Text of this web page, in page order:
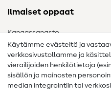
Ilmaiset oppaat
Kangassanasto
Ompelusanasto
Ompeluohjeet
Apua ja yhteystiedot
Käytämme evästeitä ja
verkkosivustollamme ja
vierailijoiden henkilötietoja
sisällön ja mainosten
median integrointiin tai